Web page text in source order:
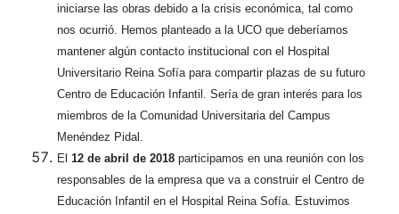
iniciarse las obras debido a la crisis económica, tal como
nos ocurrió. Hemos planteado a la UCO que deberíamos
mantener algún contacto institucional con el Hospital
Universitario Reina Sofía para compartir plazas de su futuro
Centro de Educación Infantil. Sería de gran interés para los
miembros de la Comunidad Universitaria del Campus
Menéndez Pidal.
El 12 de abril de 2018 participamos en una reunión con los
responsables de la empresa que va a construir el Centro de
Educación Infantil en el Hospital Reina Sofía. Estuvimos